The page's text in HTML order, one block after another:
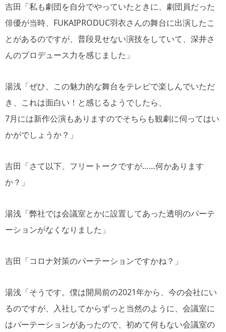
吉田「私も劇団を自分でやっていたときに、劇団員だった
俳優が当時、FUKAIPRODUC羽衣さんの舞台に出演したこ
とがあるのですが、普段見せない演技をしていて、深井さ
んのプロデュース力を感じました」
湯浅「ぜひ、この魅力的な舞台をテレビで楽しんでいただ
き、これは面白い！と感じるようでしたら、
7月には新作公演もありますのでそちらも観劇に伺ってはい
かがでしょうか？」
吉田「さて以下、フリートークですが……何かあります
か？」
湯浅「弊社では会議室とかに設置してあった透明のパーテ
ーションがなくなりました」
吉田「コロナ対策のパーテーションですかね？」
湯浅「そうです。僕は開局前の2021年から、今の会社にい
るのですが、入社してからずっと当然のように、会議室に
はパーテーションがあったので、初めて何もない会議室の